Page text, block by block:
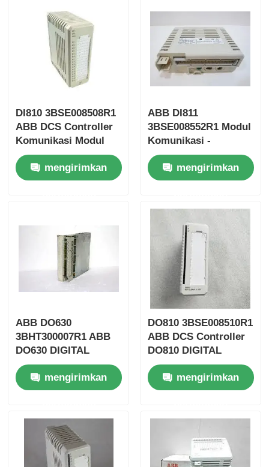
Rumah
Produk
Wisata pabrik
Kontrol kualitas
Quote request suatu
Bagian PLC Omron
Allen Bradley PLC Parts
Bagian PLC Siemens
DI810 3BSE008508R1
ABB DCS Controller
Komunikasi Modul
Bus Interface
mengirimkan
ABB DI811
3BSE008552R1 Modul
Komunikasi -
Antarmuka Bus
mengirimkan
ABB DO630
3BHT300007R1 ABB
DO630 DIGITAL
OUPUT Module DCS
Controllermengirimkan
DO810 3BSE008510R1
ABB DCS Controller
DO810 DIGITAL
OUPUT Module
mengirimkan